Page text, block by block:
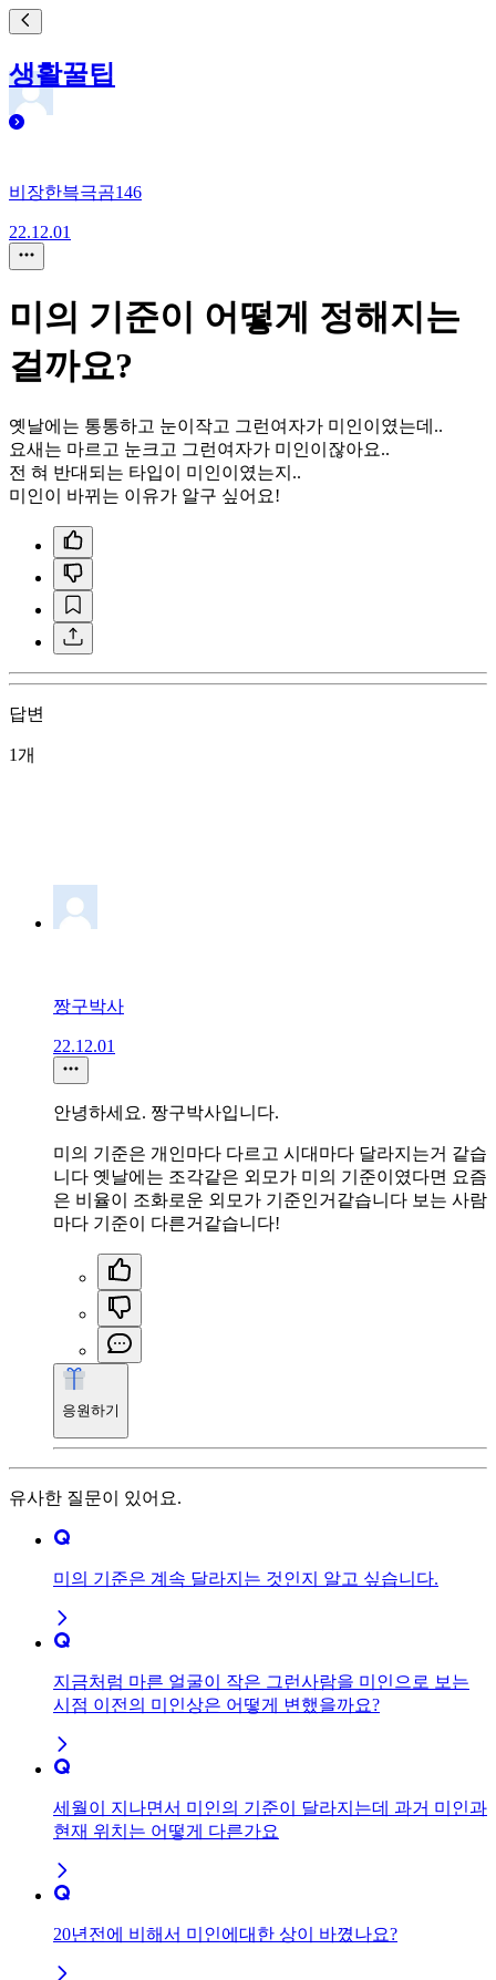
생활꿀팁
비장한븍극곰146
22.12.01
미의 기준이 어떻게 정해지는
걸까요?
옛날에는 통통하고 눈이작고 그런여자가 미인이였는데..
요새는 마르고 눈크고 그런여자가 미인이잖아요..
전 혀 반대되는 타입이 미인이였는지..
미인이 바뀌는 이유가 알구 싶어요!
답변
1개
짱구박사
22.12.01
안녕하세요. 짱구박사입니다.
미의 기준은 개인마다 다르고 시대마다 달라지는거 같습
니다 옛날에는 조각같은 외모가 미의 기준이였다면 요즘
은 비율이 조화로운 외모가 기준인거같습니다 보는 사람
마다 기준이 다른거같습니다!
응원하기
유사한 질문이 있어요.
미의 기준은 계속 달라지는 것인지 알고 싶습니다.
지금처럼 마른 얼굴이 작은 그런사람을 미인으로 보는
시점 이전의 미인상은 어떻게 변했을까요?
세월이 지나면서 미인의 기준이 달라지는데 과거 미인과
현재 위치는 어떻게 다른가요
20년전에 비해서 미인에대한 상이 바꼈나요?